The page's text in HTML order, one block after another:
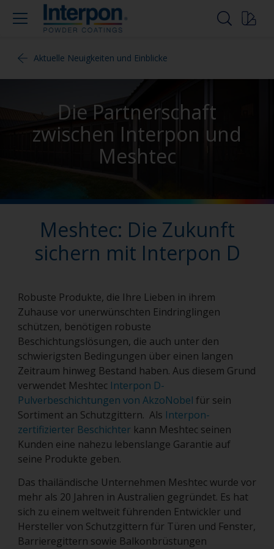
Aktuelle Neuigkeiten und Einblicke
Die Partnerschaft
zwischen Interpon und
Meshtec
Meshtec: Die Zukunft
sichern mit Interpon D
Robuste Produkte, die Ihre Lieben in ihrem
Zuhause vor unerwünschten Eindringlingen
schützen, benötigen robuste
Beschichtungslösungen, die auch unter den
schwierigsten Bedingungen über einen langen
Zeitraum hinweg Bestand haben. Aus diesem Grund
verwendet Meshtec Interpon D-
Pulverbeschichtungen von AkzoNobel für sein
Sortiment an Schutzgittern. Als Interpon-
zertifizierter Beschichter kann Meshtec seinen
Kunden eine nahezu lebenslange Garantie auf
seine Produkte geben.
Das thailändische Unternehmen Meshtec wurde vor
mehr als 20 Jahren in Australien gegründet. Es hat
sich zu einem weltweit führenden Entwickler und
Hersteller von Schutzgittern für Türen und Fenster,
Barrieregittern sowie Balkonbrüstungen